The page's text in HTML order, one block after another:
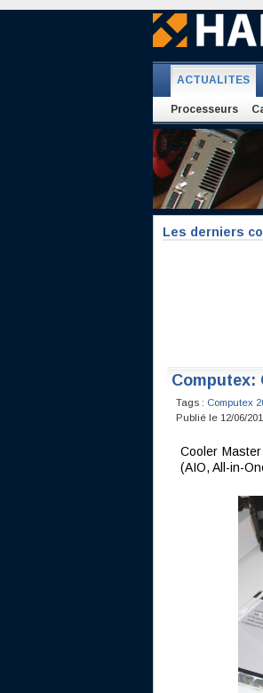
ACTUALITES
Processeurs
Les derniers
Computex:
Tags : Computex
Publié le 12/06/
Cooler
(AIO, All-in-